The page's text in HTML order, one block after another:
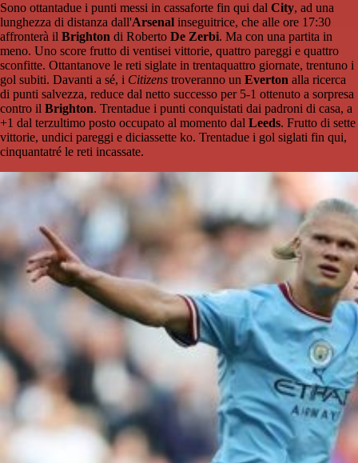
Sono ottantadue i punti messi in cassaforte fin qui dal City, ad una
lunghezza di distanza dall'Arsenal inseguitrice, che alle ore 17:30
affronterà il Brighton di Roberto De Zerbi. Ma con una partita in
meno. Uno score frutto di ventisei vittorie, quattro pareggi e quattro
sconfitte. Ottantanove le reti siglate in trentaquattro giornate, trentuno i
gol subiti. Davanti a sé, i Citizens troveranno un Everton alla ricerca
di punti salvezza, reduce dal netto successo per 5-1 ottenuto a sorpresa
contro il Brighton. Trentadue i punti conquistati dai padroni di casa, a
+1 dal terzultimo posto occupato al momento dal Leeds. Frutto di sette
vittorie, undici pareggi e diciassette ko. Trentadue i gol siglati fin qui,
cinquantatré le reti incassate.